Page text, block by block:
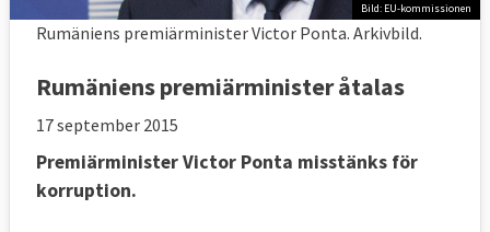
Bild: EU-kommissionen
Rumäniens premiärminister Victor Ponta. Arkivbild.
Rumäniens premiärminister åtalas
17 september 2015
Premiärminister Victor Ponta misstänks för
korruption.